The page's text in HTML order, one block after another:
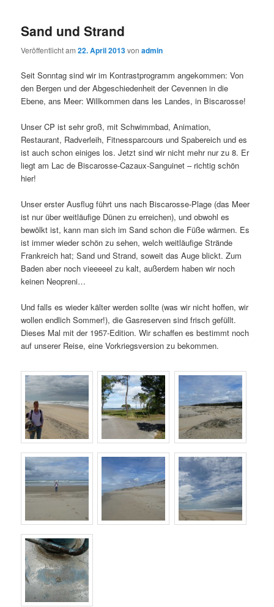
Sand und Strand
Veröffentlicht am22. April 2013vonadmin
Seit Sonntag sind wir im Kontrastprogramm angekommen: Von
den Bergen und der Abgeschiedenheit der Cevennen in die
Ebene, ans Meer: Willkommen dans les Landes, in Biscarosse!
Unser CP ist sehr groß, mit Schwimmbad, Animation,
Restaurant, Radverleih, Fitnessparcours und Spabereich und es
ist auch schon einiges los. Jetzt sind wir nicht mehr nur zu 8. Er
liegt am Lac de Biscarosse-Cazaux-Sanguinet – richtig schön
hier!
Unser erster Ausflug führt uns nach Biscarosse-Plage (das Meer
ist nur über weitläufige Dünen zu erreichen), und obwohl es
bewölkt ist, kann man sich im Sand schon die Füße wärmen. Es
ist immer wieder schön zu sehen, welch weitläufige Strände
Frankreich hat; Sand und Strand, soweit das Auge blickt. Zum
Baden aber noch vieeeeel zu kalt, außerdem haben wir noch
keinen Neopreni…
Und falls es wieder kälter werden sollte (was wir nicht hoffen, wir
wollen endlich Sommer!), die Gasreserven sind frisch gefüllt.
Dieses Mal mit der 1957-Edition. Wir schaffen es bestimmt noch
auf unserer Reise, eine Vorkriegsversion zu bekommen.